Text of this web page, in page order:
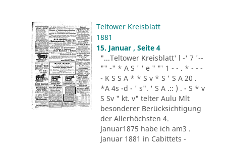
Teltower Kreisblatt
1881
15. Januar , Seite 4
"...Teltower Kreisblatt' l -' 7 '--
"" -" * A S ' ' e " "' 1 - - . * - - -
- K S S A * * S v * S ' S A 20 .
*A 4s -d - ' s". ' S A .:: ) . - S * v
S Sv " kt. v" telter Aulu Mlt
besonderer Berücksichtigung
der Allerhöchsten 4.
Januar1875 habe ich am3 .
Januar 1881 in Cabittets -